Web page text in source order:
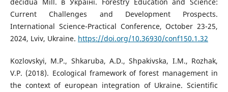
Current Challenges and Development Prospects.
International Science-Practical Conference, October 23-25,
2024, Lviv, Ukraine. https://doi.org/10.36930/conf150.1.32
Kozlovskyi, M.P., Shkaruba, A.D., Shpakivska, I.M., Rozhak,
V.P. (2018). Ecological framework of forest management in
the context of european integration of Ukraine. Scientific